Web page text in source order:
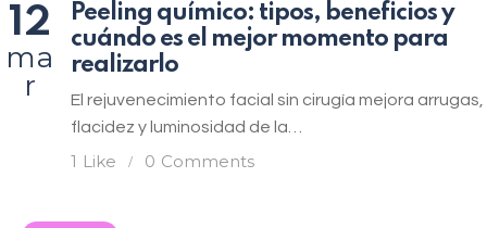
12
ma
r
Peeling químico: tipos, beneficios y
cuándo es el mejor momento para
realizarlo
El rejuvenecimiento facial sin cirugía mejora arrugas,
flacidez y luminosidad de la…
1 Like 0 Comments